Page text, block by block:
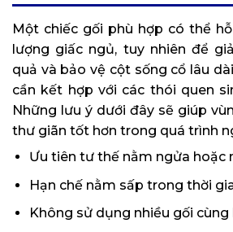
Một chiếc gối phù hợp có thể
lượng giấc ngủ, tuy nhiên để
quả và bảo vệ cột sống cổ lâu
cần kết hợp với các thói quen
Những lưu ý dưới đây sẽ giúp
thư giãn tốt hơn trong quá trình
Ưu tiên tư thế nằm ngửa hoặc
Hạn chế nằm sấp trong thời
Không sử dụng nhiều gối cùng